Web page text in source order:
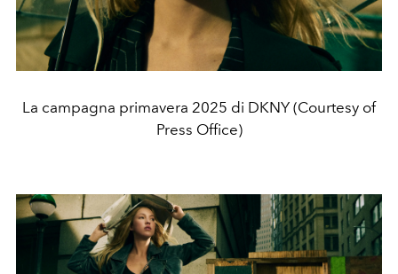
La campagna primavera 2025 di DKNY (Courtesy of
Press Office)